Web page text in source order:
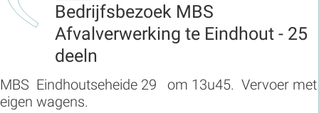
Bedrijfsbezoek MBS
Afvalverwerking te Eindhout - 25
deeln
MBS Eindhoutseheide 29 om 13u45. Vervoer met
eigen wagens.